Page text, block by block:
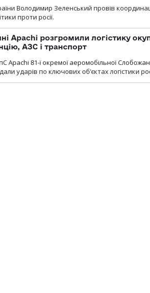
Володимир Зеленський провів
проти росії.
Apachi розгромили логістику
АЗС і транспорт
Apachi 81-ї окремої аеромобільної
ударів по ключових об’єктах логістики